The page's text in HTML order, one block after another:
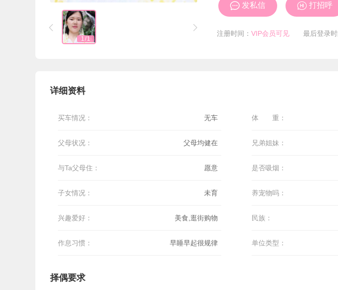

1/1

 发私信  打招呼
注册时间： VIP会员可见 最后登录时
详细资料
买车情况： 无车 体 重：
父母状况： 父母均健在 兄弟姐妹：
与Ta父母住： 愿意 是否吸烟：
子女情况： 未育 养宠物吗：
兴趣爱好： 美食,逛街购物 民族：
作息习惯： 早睡早起很规律 单位类型：
择偶要求